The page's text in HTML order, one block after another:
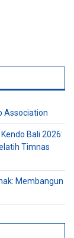
Association
Bali 2026:
Timnas
Membangun